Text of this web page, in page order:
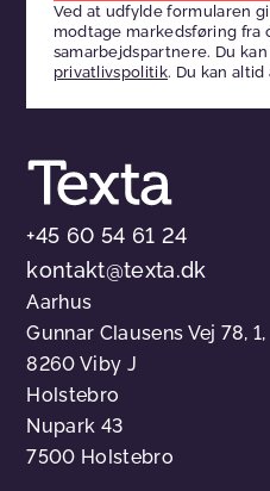
dette
felt
tomt
Ved at udfylde formularen
modtage markedsføring fra
samarbejdspartnere. Du
privatlivspolitik. Du kan
+45 60 54 61 24
kontakt@texta.dk
Aarhus
Gunnar Clausens Vej 78, 1,
8260 Viby J
Holstebro
Nupark 43
7500 Holstebro